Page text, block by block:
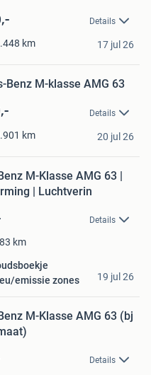
Details
km 17 jul 26
Benz M-klasse AMG 63
Details
km 20 jul 26
M-Klasse AMG 63 |
| Luchtverin
Details
km
emissie zones
19 jul 26
M-Klasse AMG 63 (bj
Details